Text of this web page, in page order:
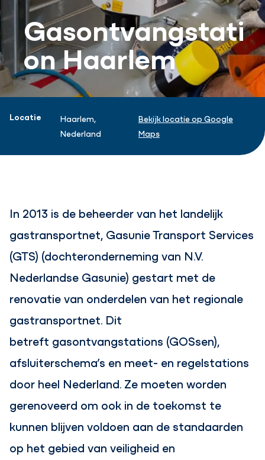
Gasontvangstati
on Haarlem
Projectinformatie
Locatie
Haarlem,
Nederland
Bekijk locatie op Google
Maps
In 2013 is de beheerder van het landelijk
gastransportnet, Gasunie Transport Services
(GTS) (dochteronderneming van N.V.
Nederlandse Gasunie) gestart met de
renovatie van onderdelen van het regionale
gastransportnet. Dit
betreft gasontvangstations (GOSsen),
afsluiterschema’s en meet- en regelstations
door heel Nederland. Ze moeten worden
gerenoveerd om ook in de toekomst te
kunnen blijven voldoen aan de standaarden
op het gebied van veiligheid en